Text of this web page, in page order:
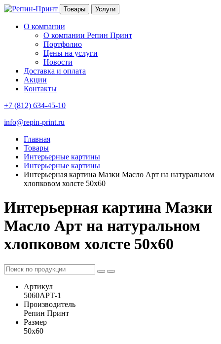
Товары Услуги
О компании
О компании Репин Принт
Портфолио
Цены на услуги
Новости
Доставка и оплата
Акции
Контакты
+7 (812) 634-45-10
info@repin-print.ru
Главная
Товары
Интерьерные картины
Интерьерные картины
Интерьерная картина Мазки Масло Арт на натуральном
хлопковом холсте 50х60
Интерьерная картина Мазки
Масло Арт на натуральном
хлопковом холсте 50х60
Артикул
5060АРТ-1
Производитель
Репин Принт
Размер
50х60